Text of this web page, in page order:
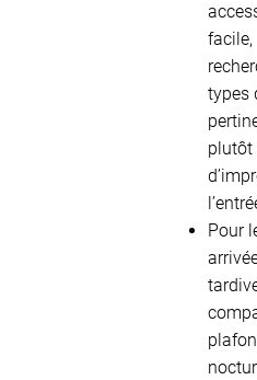
facile,
types
plutôt
Pour